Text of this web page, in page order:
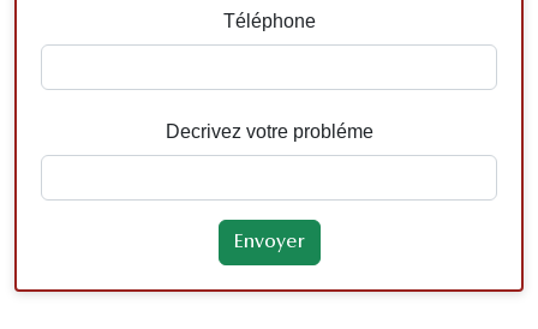
Téléphone
Decrivez votre probléme